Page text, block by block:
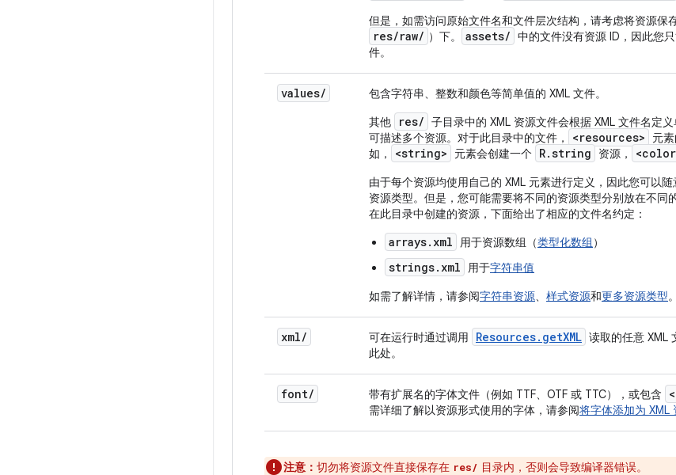
但是，如需访问原始文件名和文件层次结构，请考虑将资源保
res/raw/ ）下。 assets/ 中的文件没有资源 ID，因此您
件。
values/
包含字符串、整数和颜色等简单值的 XML 文件。
其他
res/ 子目录中的 XML 资源文件会根据 XML 文件名定
可描述多个资源。对于此目录中的文件，
<resources>
元
如，
<string> 元素会创建一个 R.string 资源，
由于每个资源均使用自己的 XML 元素进行定义，因此您可以
资源类型。但是，您可能需要将不同的资源类型分别放在不同
在此目录中创建的资源，下面给出了相应的文件名约定：
arrays.xml 用于资源数组（类型化数组 ）
strings.xml 用于字符串值
如需了解详情，请参阅字符串资源、 样式资源和更多资源类型。
xml/ 可在运行时通过调用 Resources. getXML 读取的任意 XML
此处。
font/ 带有扩展名的字体文件（例如 TTF、OTF 或 TTC），或包含
需详细了解以资源形式使用的字体，请参阅将字体添加为 XML
注意： 切勿将资源文件直接保存在 res/ 目录内，否则会导致编译器错误。